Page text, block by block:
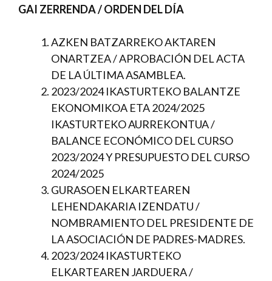
GAI ZERRENDA / ORDEN DEL DÍA
AZKEN BATZARREKO AKTAREN
ONARTZEA / APROBACIÓN DEL ACTA
DE LA ÚLTIMA ASAMBLEA.
2023/2024 IKASTURTEKO BALANTZE
EKONOMIKOA ETA 2024/2025
IKASTURTEKO AURREKONTUA /
BALANCE ECONÓMICO DEL CURSO
2023/2024 Y PRESUPUESTO DEL CURSO
2024/2025
GURASOEN ELKARTEAREN
LEHENDAKARIA IZENDATU /
NOMBRAMIENTO DEL PRESIDENTE DE
LA ASOCIACIÓN DE PADRES-MADRES.
2023/2024 IKASTURTEKO
ELKARTEAREN JARDUERA /